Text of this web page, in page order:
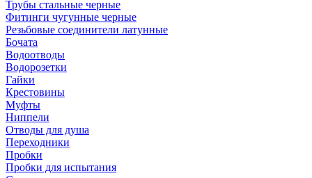
Трубы стальные черные
Фитинги чугунные черные
Резьбовые соединители латунные
Бочата
Водоотводы
Водорозетки
Гайки
Крестовины
Муфты
Ниппели
Отводы для душа
Переходники
Пробки
Пробки для испытания